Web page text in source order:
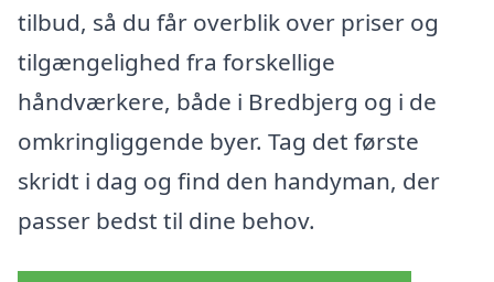
tilbud, så du får overblik over priser og
tilgængelighed fra forskellige
håndværkere, både i Bredbjerg og i de
omkringliggende byer. Tag det første
skridt i dag og find den handyman, der
passer bedst til dine behov.